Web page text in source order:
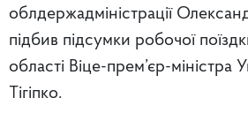
облдержадміністрації
підбив підсумки робочої
області Віце-прем’єр-міністра
Тігіпко.